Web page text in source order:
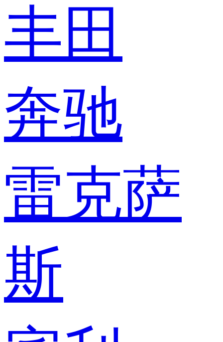
丰田
奔驰
雷克萨
斯